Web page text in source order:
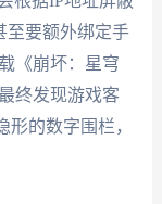
至要额外绑定手
《崩坏：星穹
终发现游戏客
的数字围栏，